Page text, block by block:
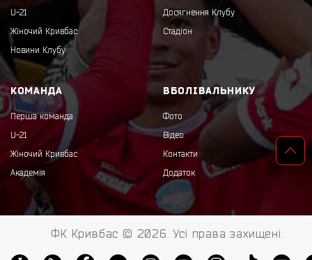
U-21
Жіночий Кривбас
Новини Клубу
Досягнення Клубу
Стадіон
КОМАНДА
Перша команда
U-21
Жіночий Кривбас
Академія
ВБОЛІВАЛЬНИКУ
Фото
Відео
Контакти
Додаток
ФК Кривбас © 2026. Усі права захищені.